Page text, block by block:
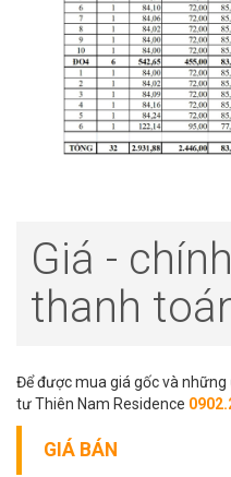
Giá -
thanh
Để được mua giá gốc và
tư Thiên Nam Residence
GIÁ BÁN